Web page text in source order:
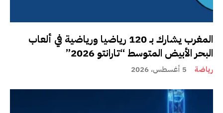
المغرب يشارك بـ 120 رياضيا ورياضية في ألعاب
البحر الأبيض المتوسط “تارانتو 2026”
رياضة 5 أغسطس، 2026